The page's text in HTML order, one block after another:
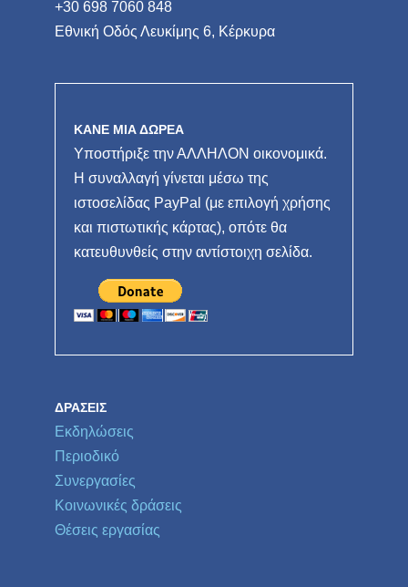
+30 698 7060 848
Εθνική Οδός Λευκίμης 6, Κέρκυρα
ΚΑΝΕ ΜΙΑ ΔΩΡΕΑ
Υποστήριξε την ΑΛΛΗΛΟΝ οικονομικά.
Η συναλλαγή γίνεται μέσω της
ιστοσελίδας PayPal (με επιλογή χρήσης
και πιστωτικής κάρτας), οπότε θα
κατευθυνθείς στην αντίστοιχη σελίδα.
ΔΡΆΣΕΙΣ
Εκδηλώσεις
Περιοδικό
Συνεργασίες
Κοινωνικές δράσεις
Θέσεις εργασίας